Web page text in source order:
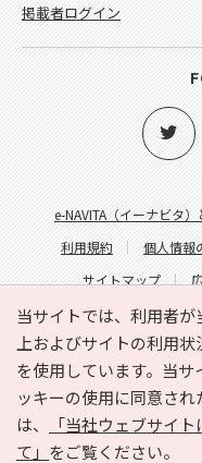
当サイトでは、利用者
上およびサイトの利用
を使用しています。当
ッキーの使用に同意さ
は、
「当社ウェブサイ
て」 をご覧ください。
e-NAVITA（イーナビタ）
利用規約
個人情報
サイトマップ
サイトの
掲載者ログイン
Copyright ©